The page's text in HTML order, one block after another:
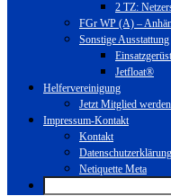
2 TZ:
FGr WP (A) –
Sonstige Ausstattung
Jetfloat®
Helfervereinigung
Jetzt Mitglied
Impressum-Kontakt
Kontakt
Datenschutzerklärung
Netiquette Meta